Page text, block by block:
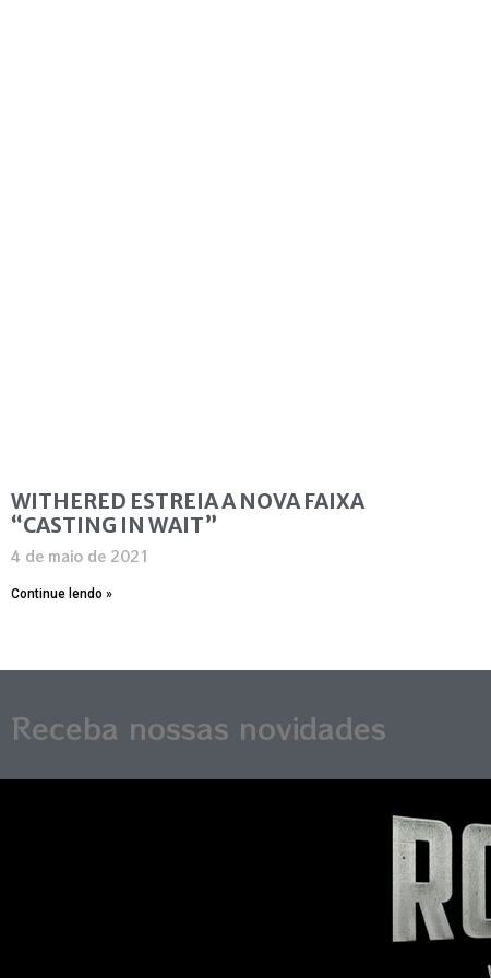
WITHERED ESTREIA A NOVA FAIXA
“CASTING IN WAIT”
4 de maio de 2021
Continue lendo »
Receba nossas novidades